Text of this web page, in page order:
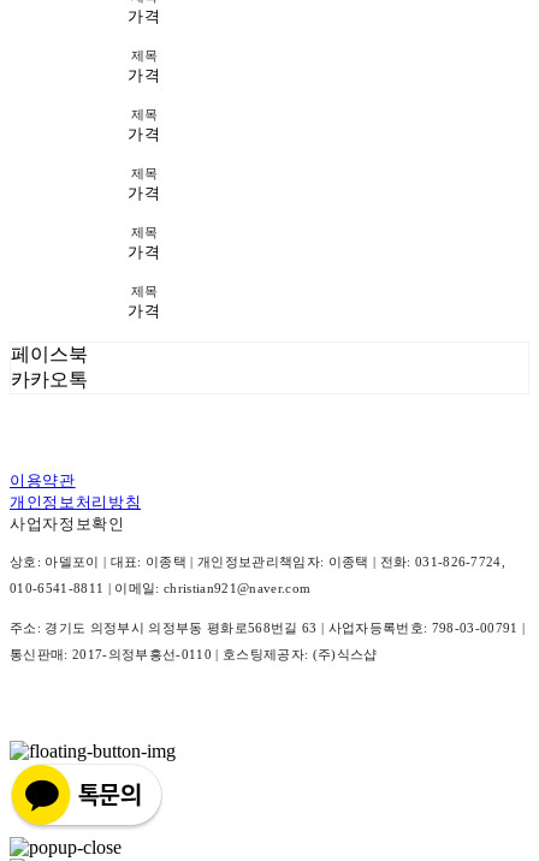
가격
제목
가격
제목
가격
제목
가격
제목
가격
제목
가격
페이스북
카카오톡
이용약관
개인정보처리방침
사업자정보확인
상호: 아델포이 | 대표: 이종택 | 개인정보관리책임자: 이종택 | 전화: 031-826-7724,
010-6541-8811 | 이메일: christian921@naver.com
주소: 경기도 의정부시 의정부동 평화로568번길 63 | 사업자등록번호: 798-03-00791 |
통신판매: 2017-의정부흥선-0110 | 호스팅제공자: (주)식스샵